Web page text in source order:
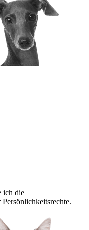
ich die
Persönlichkeitsrechte.